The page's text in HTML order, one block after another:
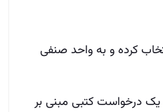
کرده و به واحد صنفی
درخواست کتبی مبنی بر